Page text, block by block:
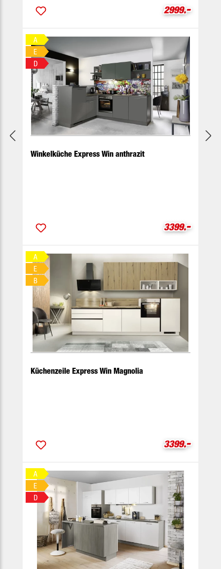
Verkaufspreis:
2999.-
A
E
D
Winkelküche Express Win anthrazit
Verkaufspreis:
3399.-
A
E
B
Küchenzeile Express Win Magnolia
Verkaufspreis:
3399.-
A
E
D